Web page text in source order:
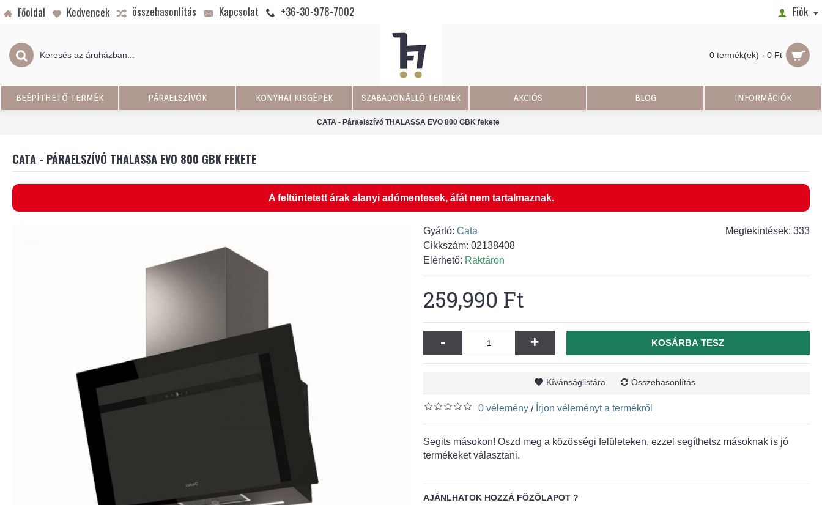
Főoldal Kedvencek összehasonlítás Kapcsolat +36-30-978-7002 Fiók
0 termék(ek) - 0 Ft
BEÉPÍTHETŐ TERMÉK PÁRAELSZÍVÓK KONYHAI KISGÉPEK SZABADONÁLLÓ TERMÉK AKCIÓS BLOG INFORMÁCIÓK
CATA - Páraelszívó THALASSA EVO 800 GBK fekete
CATA - PÁRAELSZÍVÓ THALASSA EVO 800 GBK FEKETE
A feltüntetett árak alanyi adómentesek, áfát nem tartalmaznak.
Megtekintések: 333
Gyártó: Cata
Cikkszám: 02138408
Elérhető: Raktáron
259,990 Ft
- + KOSÁRBA TESZ
Kívánságlistára Összehasonlítás
0 vélemény / Írjon véleményt a termékről
Segits másokon! Oszd meg a közösségi felületeken, ezzel segíthetsz másoknak is jó
termékeket választani.
AJÁNLHATOK HOZZÁ FŐZŐLAPOT ?